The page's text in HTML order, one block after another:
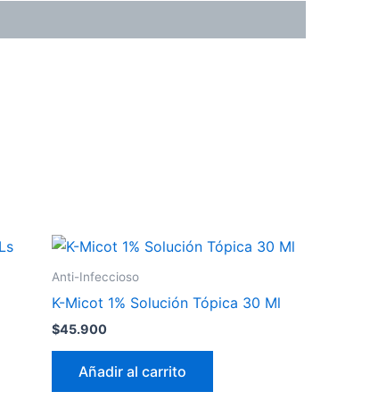
Anti-Infeccioso
K-Micot 1% Solución Tópica 30 Ml
$45.900
Añadir al carrito